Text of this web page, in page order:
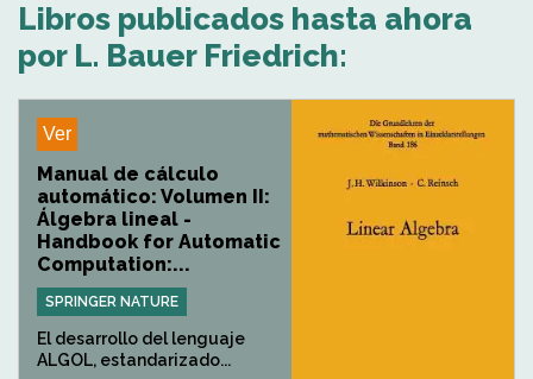
Libros publicados hasta ahora
por L. Bauer Friedrich:
Ver
Manual de cálculo
automático: Volumen II:
Álgebra lineal -
Handbook for Automatic
Computation:...
SPRINGER NATURE
El desarrollo del lenguaje
ALGOL, estandarizado...